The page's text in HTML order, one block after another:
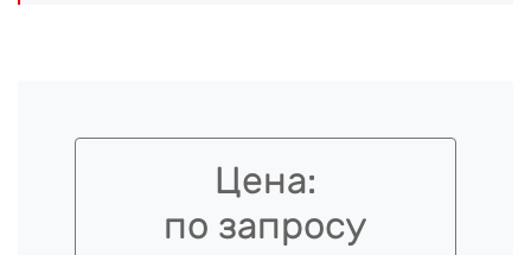
Цена:
по запросу